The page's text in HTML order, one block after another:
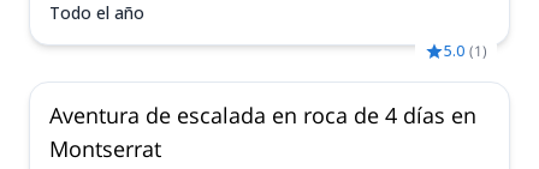
Todo el año
5.0 (1)
Aventura de escalada en roca de 4 días en
Montserrat